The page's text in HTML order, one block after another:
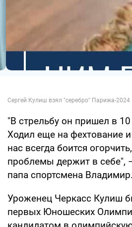
"В стрельбу он пришел в
Ходил еще на фехтование
нас всегда боится
проблемы держит в себе",
папа спортсмена Владимир.
Уроженец Черкасс Кулиш
первых Юношеских